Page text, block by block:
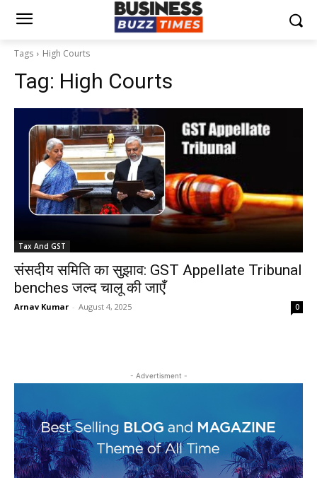
Tags High Courts
Tag: High Courts
Tax And GST
संसदीय समिति का सुझाव: GST Appellate Tribunal
benches जल्द चालू की जाएँ
Arnav Kumar - August 4, 2025 0
- Advertisment -